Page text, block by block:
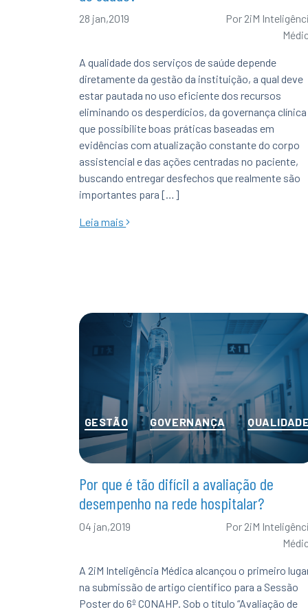
28 jan,2019 Por 2iM
A qualidade dos serviços de saúde depende
diretamente da gestão da instituição, a qual deve
estar pautada no uso eficiente dos recursos
eliminando os desperdícios, da governança clínica
que possibilite boas práticas baseadas em
evidências com atualização constante do corpo
assistencial e das ações centradas no paciente,
buscando entregar desfechos que realmente são
importantes para […]
Leia mais
Categorias
GESTÃO GOVERNANÇA QUALIDADE
Por que é tão difícil a avaliação de
desempenho na rede hospitalar?
04 jan,2019 Por 2iM
A 2iM Inteligência Médica alcançou o primeiro
na submissão de artigo científico para a Sessão
Poster do 6º CONAHP. Sob o título “Avaliação de